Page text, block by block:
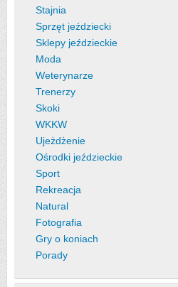
Stajnia
Sprzęt jeździecki
Sklepy jeździeckie
Moda
Weterynarze
Trenerzy
Skoki
WKKW
Ujeżdżenie
Ośrodki jeździeckie
Sport
Rekreacja
Natural
Fotografia
Gry o koniach
Porady